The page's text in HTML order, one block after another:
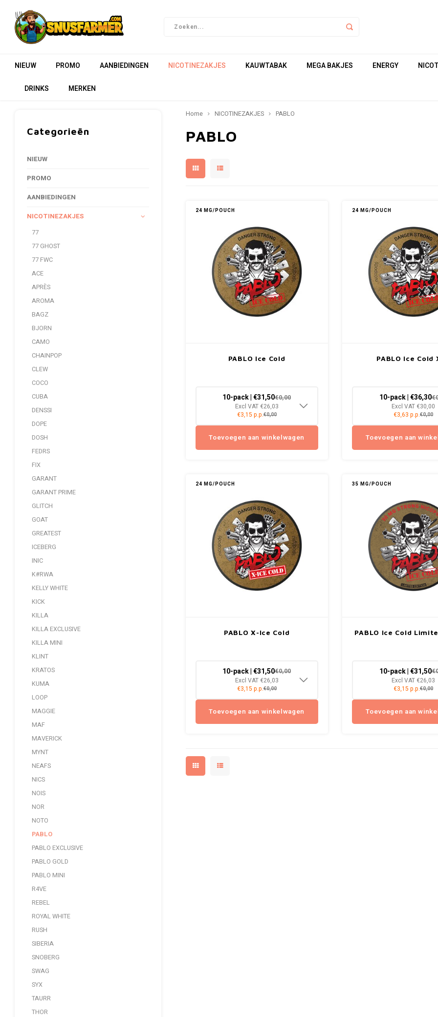
NIEUW PROMO AANBIEDINGEN NICOTINEZAKJES KAUWTABAK MEGA BAKJES ENERGY
DRINKS MERKEN
Categorieën
NIEUW
PROMO
AANBIEDINGEN
NICOTINEZAKJES
77
77 GHOST
77 FWC
ACE
APRÈS
AROMA
BAGZ
BJORN
CAMO
CHAINPOP
CLEW
COCO
CUBA
DENSSI
DOPE
DOSH
FEDRS
FIX
GARANT
GARANT PRIME
GLITCH
GOAT
GREATEST
ICEBERG
INIC
K#RWA
KELLY WHITE
KICK
KILLA
KILLA EXCLUSIVE
KILLA MINI
KLINT
KRATOS
KUMA
LOOP
MAGGIE
MAF
MAVERICK
MYNT
NEAFS
NICS
NOIS
NOR
NOTO
PABLO
PABLO EXCLUSIVE
PABLO GOLD
PABLO MINI
R4VE
REBEL
ROYAL WHITE
RUSH
SIBERIA
SNOBERG
SWAG
SYX
TAURR
THOR
Home NICOTINEZAKJES PABLO
PABLO
24 MG/POUCH
PABLO Ice Cold
10-pack | €31,50€0,00
Excl VAT €26,03
€3,15 p.p.€0,00
Toevoegen aan winkelwagen
24 MG/POUCH
PABLO Ice Cold
10-pack | €36,30
Excl VAT €30,00
€3,63 p.p.€0,00
Toevoegen aan
24 MG/POUCH
PABLO X-Ice Cold
10-pack | €31,50€0,00
Excl VAT €26,03
€3,15 p.p.€0,00
Toevoegen aan winkelwagen
35 MG/POUCH
PABLO Ice Cold
10-pack | €31,50
Excl VAT €26,03
€3,15 p.p.€0,00
Toevoegen aan